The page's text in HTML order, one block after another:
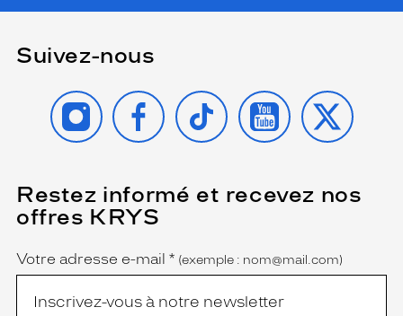
Suivez-nous
INSTAGRAMFACEBOOK
TIKTOK YOUTUBE
X
Restez informé et recevez nos
offres KRYS
Name
Votre adresse e-mail *
(Ce
champ
est
(exemple : nom@mail.com)